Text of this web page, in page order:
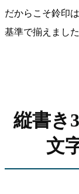
だからこそ鈴印
基準で揃えました
縦書き
文